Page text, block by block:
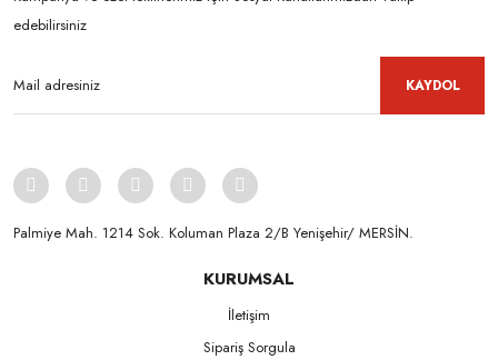
edebilirsiniz
KAYDOL
Palmiye Mah. 1214 Sok. Koluman Plaza 2/B Yenişehir/ MERSİN.ㅤㅤㅤㅤㅤㅤㅤㅤㅤㅤㅤㅤㅤㅤㅤㅤㅤㅤㅤㅤㅤㅤㅤㅤㅤㅤㅤㅤㅤㅤㅤㅤㅤㅤㅤ ㅤㅤㅤㅤㅤㅤㅤㅤㅤㅤ
KURUMSAL
İletişim
Sipariş Sorgula